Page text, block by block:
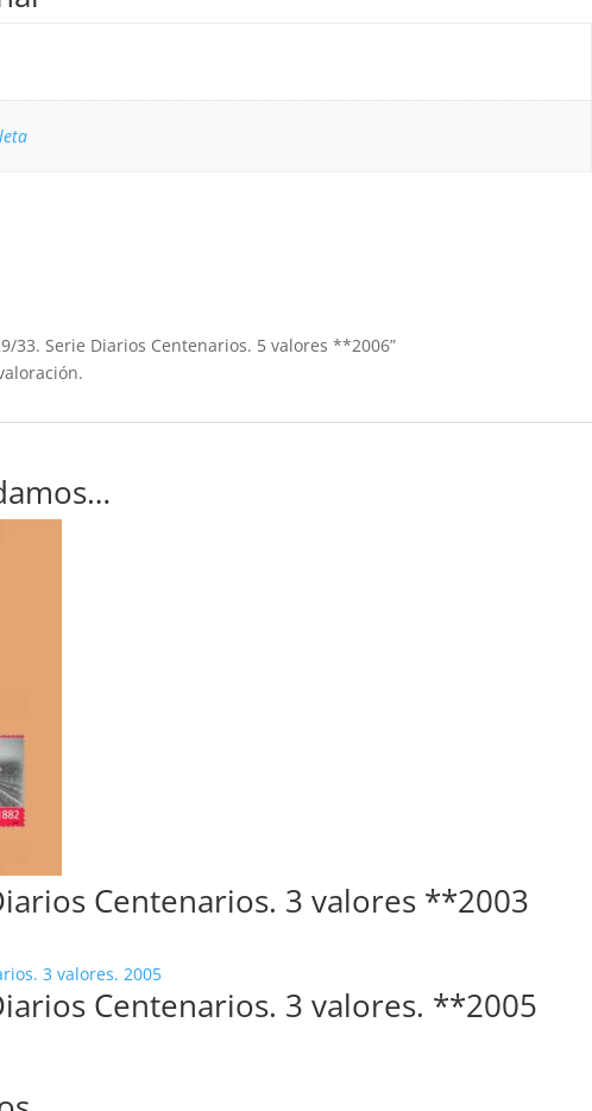
33. Serie Diarios Centenarios. 5 valores **2006”
Centenarios. 3 valores **2003
Centenarios. 3 valores. **2005